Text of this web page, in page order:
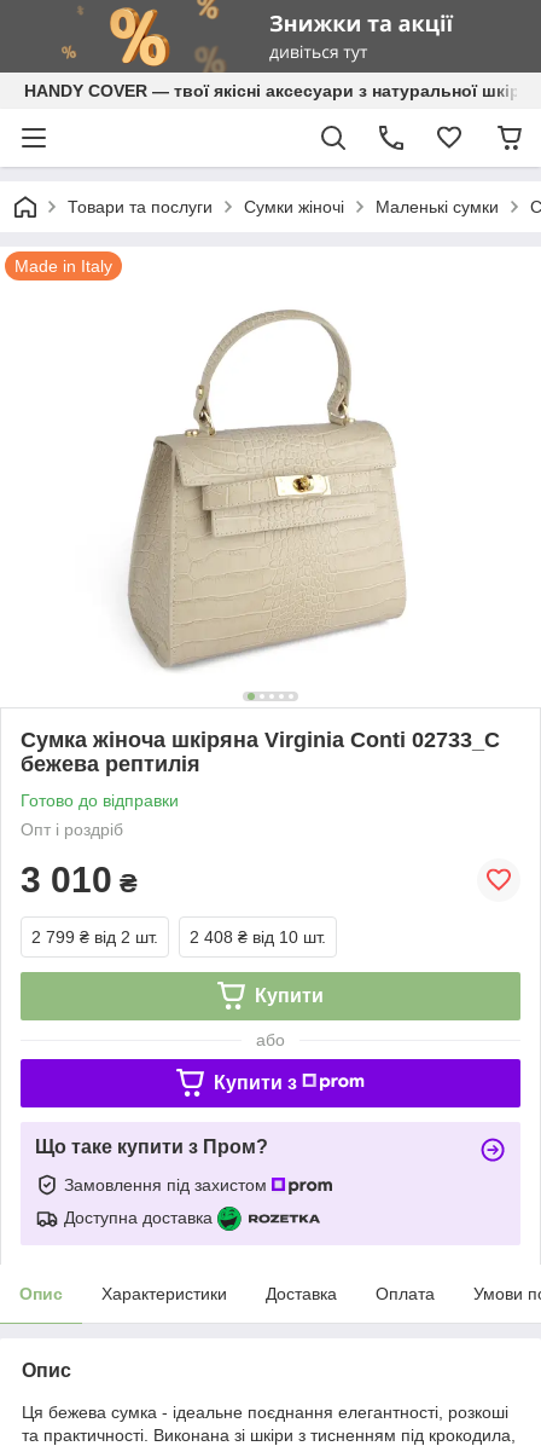
HANDY COVER — твої якісні аксесуари з натуральної шкіри
Товари та послуги Сумки жіночі Маленькі сумки
Made in Italy
Сумка жіноча шкіряна Virginia Conti 02733_С
бежева рептилія
Готово до відправки
Опт і роздріб
3 010 ₴
2 799 ₴ від 2 шт. 2 408 ₴ від 10 шт.
Купити
або
Купити з
Що таке купити з Пром?
Замовлення під захистом
Доступна доставка
Опис Характеристики Доставка Оплата Умови
Опис
Ця бежева сумка - ідеальне поєднання елегантності, розкоші
та практичності. Виконана зі шкіри з тисненням під крокодила,